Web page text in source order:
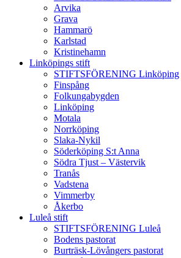
Arvika
Grava
Hammarö
Karlstad
Kristinehamn
Linköpings stift
STIFTSFÖRENING Linköping
Finspång
Folkungabygden
Linköping
Motala
Norrköping
Slaka-Nykil
Söderköping S:t Anna
Södra Tjust – Västervik
Tranås
Vadstena
Vimmerby
Åkerbo
Luleå stift
STIFTSFÖRENING Luleå
Bodens pastorat
Burträsk-Lövångers pastorat